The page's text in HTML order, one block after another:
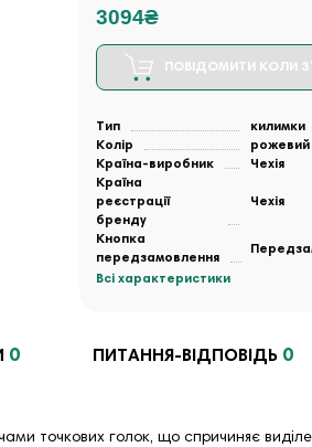
3094₴
ПОВІДОМИТИ КОЛИ
Тип
килимки
Колір
рожевий
Країна-виробник
Чехія
Країна
реєстрації
бренду
Чехія
Кнопка
передзамовлення
Всі характеристики
0 ПИТАННЯ-ВІДПОВІДЬ 0
точкових голок, що спричиняє